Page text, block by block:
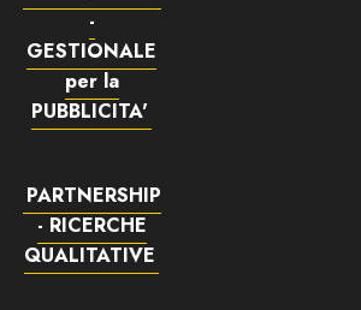
-
GESTIONALE
per la
PUBBLICITA'
PARTNERSHIP
- RICERCHE
QUALITATIVE